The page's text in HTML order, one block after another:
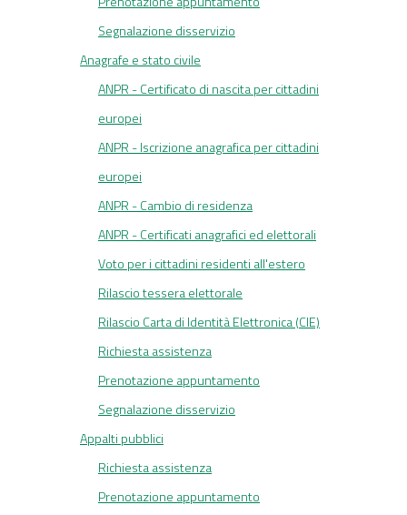
Segnalazione disservizio
Anagrafe e stato civile
ANPR - Certificato di nascita per cittadini
europei
ANPR - Iscrizione anagrafica per cittadini
europei
ANPR - Cambio di residenza
ANPR - Certificati anagrafici ed elettorali
Voto per i cittadini residenti all'estero
Rilascio tessera elettorale
Rilascio Carta di Identità Elettronica (CIE)
Richiesta assistenza
Prenotazione appuntamento
Segnalazione disservizio
Appalti pubblici
Richiesta assistenza
Prenotazione appuntamento